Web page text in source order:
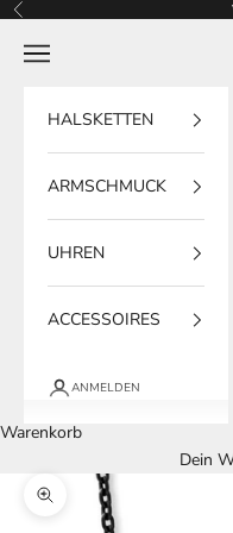
Zum Inhalt springen
Zurück
Navigationsmenü öffnen
HALSKETTEN
ARMSCHMUCK
UHREN
ACCESSOIRES
ANMELDEN
Warenkorb
Dein
Bild vergrößern